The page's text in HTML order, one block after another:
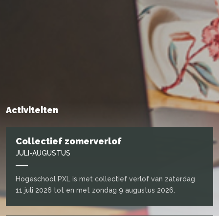
Activiteiten
Collectief zomerverlof
JULI-AUGUSTUS
Hogeschool PXL is met collectief verlof van zaterdag
11 juli 2026 tot en met zondag 9 augustus 2026.